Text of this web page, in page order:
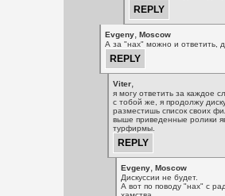
Evgeny, Moscow
А за "нах" можно и ответить,
Viter,
я могу ответить за каждое
с тобой же, я продолжу
разместишь список своих
выше приведенные ролики
турфирмы.
Evgeny, Moscow
Дискуссии не будет.
А вот по поводу "нах" с